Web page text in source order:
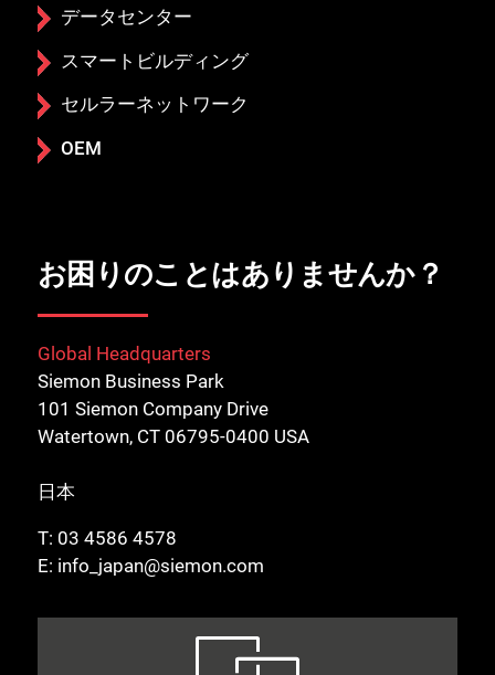
データセンター
スマートビルディング
セルラーネットワーク
OEM
お困りのことはありませんか？
Global Headquarters
Siemon Business Park
101 Siemon Company Drive
Watertown, CT 06795-0400 USA
日本
T: 03 4586 4578
E: info_japan@siemon.com